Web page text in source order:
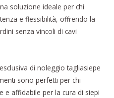
soluzione ideale per chi
e flessibilità, offrendo la
senza vincoli di cavi
di noleggio tagliasiepe
sono perfetti per chi
e affidabile per la cura di siepi